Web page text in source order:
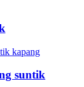
suntik